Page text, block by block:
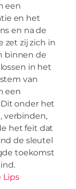
een
en het
en na de
zet zij zich in
binnen de
in het
van
een
onder het
verbinden,
het feit dat
de sleutel
toekomst
Lips